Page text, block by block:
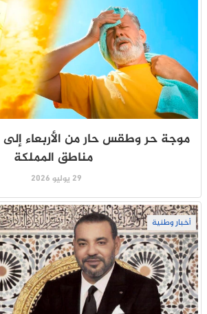
موجة حر وطقس حار من الأربعاء
مناطق المملكة
29 يوليو 2026
أخبار وطنية